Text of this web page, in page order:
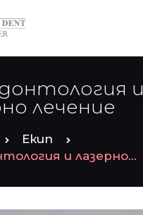
и
лечение
Екип
и лазерно...
ЕКИП